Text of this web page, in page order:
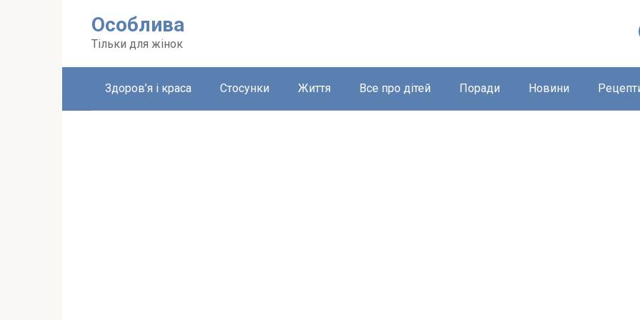
Особлива
Тільки для жінок
Здоров’я і краса Стосунки Життя Все про дітей Поради Новини